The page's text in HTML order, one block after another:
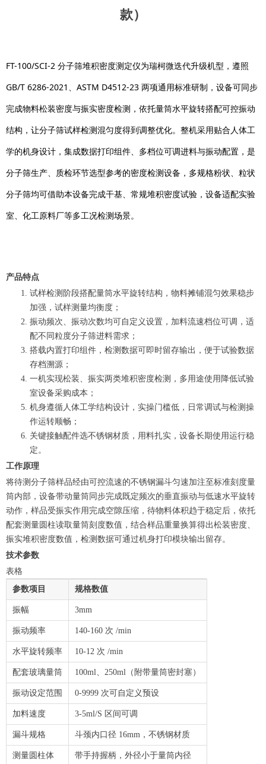
款）
FT-100/SCI-2 分子筛堆积密度测定仪为瑞柯微迭代升级机型，遵照
GB/T 6286-2021、ASTM D4512-23 两项通用标准研制，设备可同步
完成物料松装密度与振实密度检测，依托量筒水平旋转搭配可控振动
结构，让分子筛试样检测混匀度得到调整优化。整机采用贴合人体工
学的机身设计，集成数据打印组件、多档位可调进料与振动配置，是
分子筛生产、质检环节选型参考的密度检测设备，多规格粉状、粒状
分子筛均可借助本设备完成干基、常规堆积密度试验，设备适配实验
室、化工原料厂等多工况检测场景。
产品特点
试样检测阶段搭配量筒水平旋转结构，物料摊铺混匀效果稳步
加强，试样测量均衡度；
振动频次、振动次数均可自定义设置，加料流速档位可调，适
配不同粒度分子筛进料需求；
搭载内置打印组件，检测数据可即时留存输出，便于试验数据
存档溯源；
一机实现松装、振实两类堆积密度检测，多用途使用降低试验
室设备采购成本；
机身遵循人体工学结构设计，实操门槛低，日常调试与检测操
作运转顺畅；
关键接触配件选不锈钢材质，用料扎实，设备长期使用运行稳
定。
工作原理
将待测分子筛样品经由可控流速的不锈钢漏斗匀速加注至标准刻度量
筒内部，设备带动量筒同步完成既定频次的垂直振动与低速水平旋转
动作，样品受振实作用完成空隙压缩，待物料体积趋于稳定后，依托
配套测量圆柱读取量筒刻度数值，结合样品重量换算得出松装密度、
振实堆积密度数值，检测数据可通过机身打印模块输出留存。
技术参数
表格
参数项目
规格数值
振幅 3mm
振动频率 140-160 次 /min
水平旋转频率 10-12 次 /min
配套玻璃量筒 100ml、250ml（附带量筒密封塞）
振动设定范围 0-9999 次可自定义预设
加料速度 3-5ml/S 区间可调
漏斗规格 斗颈内口径 16mm，不锈钢材质
测量圆柱体 带手持握柄，外径小于量筒内径